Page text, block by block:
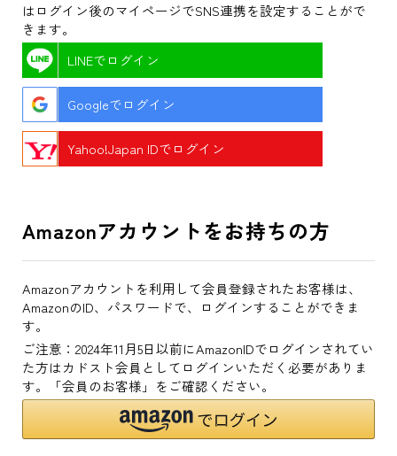
はログイン後のマイページでSNS連携を設定することがで
きます。
LINEでログイン
Googleでログイン
Yahoo!Japan IDでログイン
Amazonアカウントをお持ちの方
Amazonアカウントを利用して会員登録されたお客様は、
AmazonのID、パスワードで、ログインすることができま
す。
ご注意：2024年11月5日以前にAmazonIDでログインされてい
た方はカドスト会員としてログインいただく必要がありま
す。「会員のお客様」をご確認ください。